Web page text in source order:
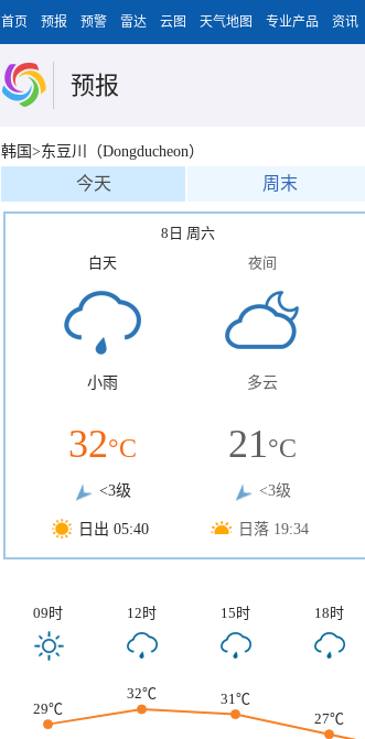
首页 预报 预警 雷达 云图 天气地图 专业产品 资讯
预报
韩国>东豆川（Dongducheon）
今天 周末
8日 周六
白天
小雨
32°C
<3级
日出 05:40
夜间
多云
21°C
<3级
日落 19:34
09时 12时 15时 18时
29℃
32℃
31℃
27℃